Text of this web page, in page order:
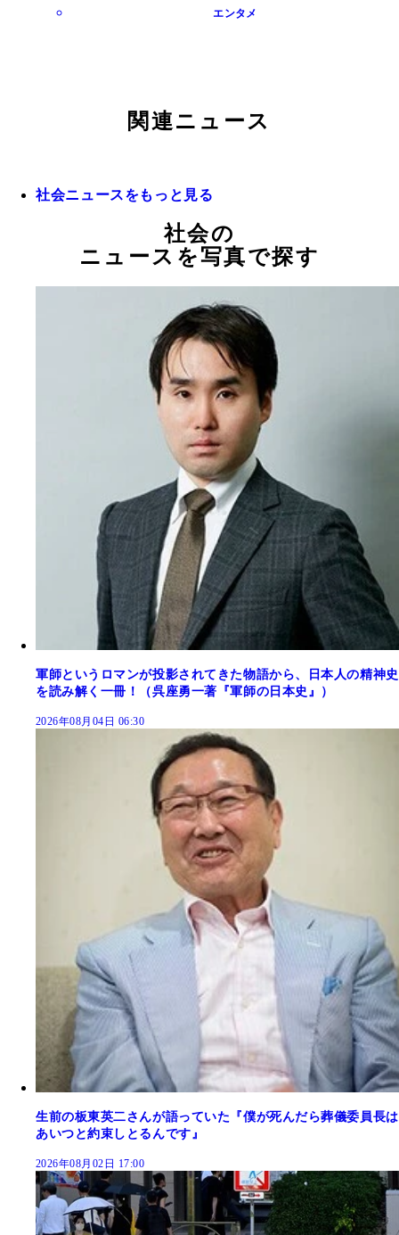
エンタメ
関連ニュース
社会ニュースをもっと見る
社会の
ニュースを写真で探す
軍師というロマンが投影されてきた物語から、日本人の精神史
を読み解く一冊！（呉座勇一著『軍師の日本史』）
2026年08月04日 06:30
生前の板東英二さんが語っていた『僕が死んだら葬儀委員長は
あいつと約束しとるんです』
2026年08月02日 17:00